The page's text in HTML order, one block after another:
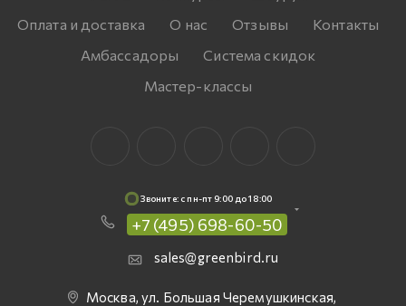
Оплата и доставка
О нас Отзывы
Контакты
Амбассадоры
Система скидок
Мастер-классы
Звоните: c пн-пт 9:00 до 18:00
+7 (495) 698-60-50
sales@greenbird.ru
Москва, ул. Большая Черемушкинская,